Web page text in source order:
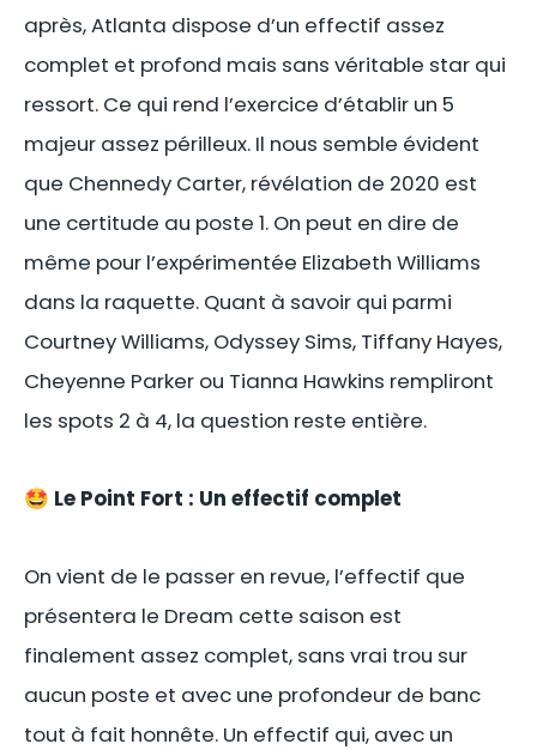
après, Atlanta dispose d’un effectif assez
complet et profond mais sans véritable star qui
ressort. Ce qui rend l’exercice d’établir un 5
majeur assez périlleux. Il nous semble évident
que Chennedy Carter, révélation de 2020 est
une certitude au poste 1. On peut en dire de
même pour l’expérimentée Elizabeth Williams
dans la raquette. Quant à savoir qui parmi
Courtney Williams, Odyssey Sims, Tiffany Hayes,
Cheyenne Parker ou Tianna Hawkins rempliront
les spots 2 à 4, la question reste entière.
🤩 Le Point Fort : Un effectif complet
On vient de le passer en revue, l’effectif que
présentera le Dream cette saison est
finalement assez complet, sans vrai trou sur
aucun poste et avec une profondeur de banc
tout à fait honnête. Un effectif qui, avec un